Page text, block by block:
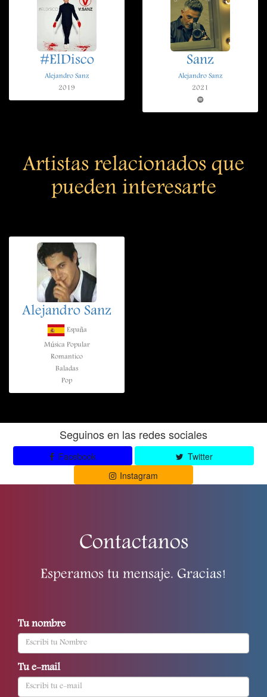
#ElDisco
Alejandro Sanz
2019
Sanz
Alejandro Sanz
2021
Artistas relacionados que
pueden interesarte
Alejandro Sanz
España
Música Popular
Romantico
Baladas
Pop
Seguinos en las redes sociales
Facebook
Twitter
Instagram
Contactanos
Esperamos tu mensaje. Gracias!
Tu nombre
Tu e-mail